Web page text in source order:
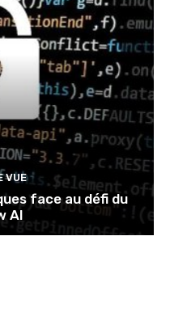
VUE
face au défi du
AI